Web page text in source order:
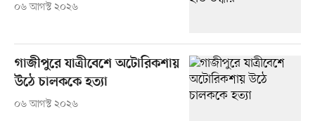
০৬ আগস্ট ২০২৬
গাজীপুরে যাত্রীবেশে অটোরিকশায়
উঠে চালককে হত্যা
০৬ আগস্ট ২০২৬